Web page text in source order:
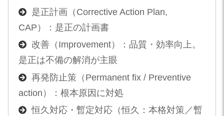
是正計画（Corrective Action Plan,
CAP）：是正の計画書
改善（Improvement）：品質・効率向上。
是正は不備の解消が主眼
再発防止策（Permanent fix / Preventive
action）：根本原因に対処
恒久対応・暫定対応（恒久：本格対策／暫